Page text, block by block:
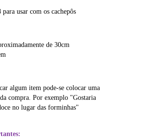
usar com os cachepôs
de 30cm
algum item pode-se colocar uma
compra. Por exemplo "Gostaria
no lugar das forminhas"